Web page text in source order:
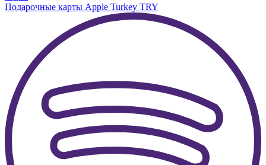
Подарочные карты Apple Turkey TRY